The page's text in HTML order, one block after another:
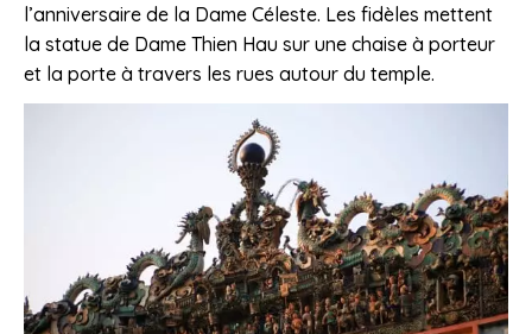
l’anniversaire de la Dame Céleste. Les fidèles mettent
la statue de Dame Thien Hau sur une chaise à porteur
et la porte à travers les rues autour du temple.